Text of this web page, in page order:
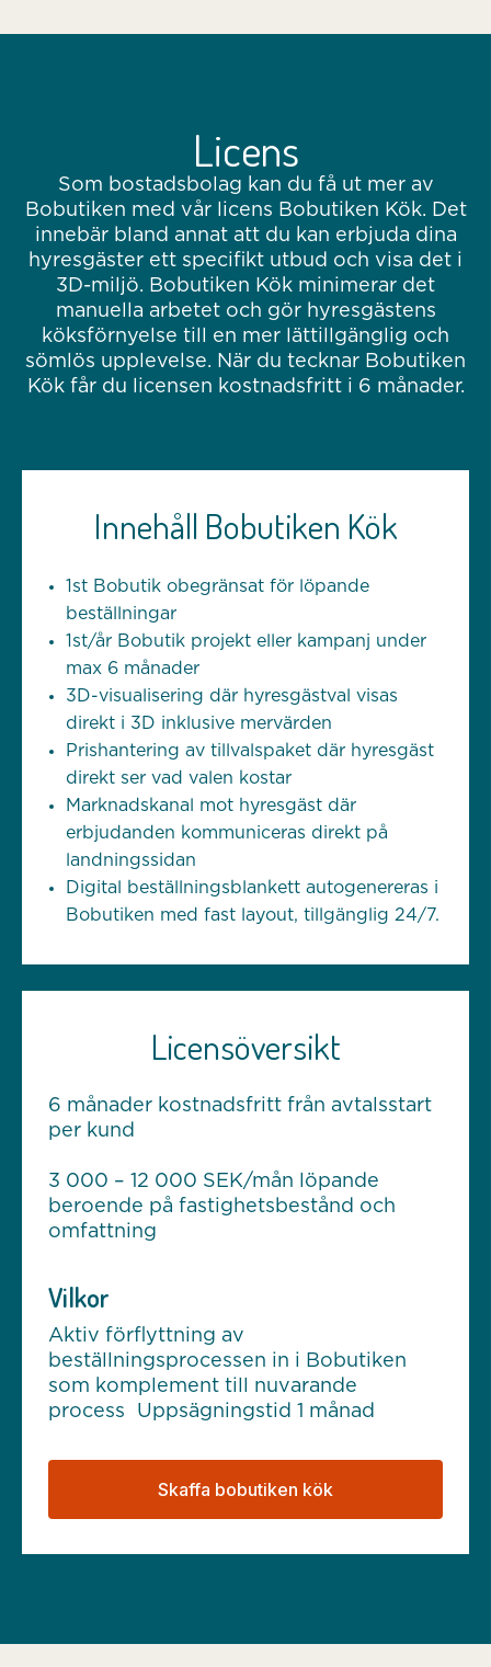
Licens
Som bostadsbolag kan du få ut mer av
Bobutiken med vår licens Bobutiken Kök. Det
innebär bland annat att du kan erbjuda dina
hyresgäster ett specifikt utbud och visa det i
3D-miljö. Bobutiken Kök minimerar det
manuella arbetet och gör hyresgästens
köksförnyelse till en mer lättillgänglig och
sömlös upplevelse. När du tecknar Bobutiken
Kök får du licensen kostnadsfritt i 6 månader.
Innehåll Bobutiken Kök
1st Bobutik obegränsat för löpande
beställningar
1st/år Bobutik projekt eller kampanj under
max 6 månader
3D-visualisering där hyresgästval visas
direkt i 3D inklusive mervärden
Prishantering av tillvalspaket där hyresgäst
direkt ser vad valen kostar
Marknadskanal mot hyresgäst där
erbjudanden kommuniceras direkt på
landningssidan
Digital beställningsblankett autogenereras i
Bobutiken med fast layout, tillgänglig 24/7.
Licensöversikt
6 månader kostnadsfritt från avtalsstart
per kund
3 000 – 12 000 SEK/mån löpande
beroende på fastighetsbestånd och
omfattning
Vilkor
Aktiv förflyttning av
beställningsprocessen in i Bobutiken
som komplement till nuvarande
process Uppsägningstid 1 månad
Skaffa bobutiken kök